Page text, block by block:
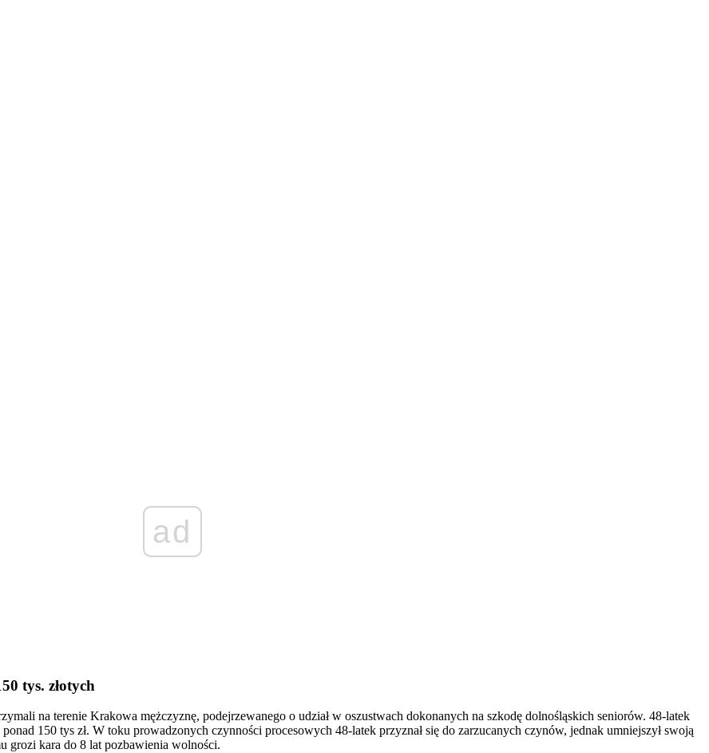
ad
tys. złotych
na terenie Krakowa mężczyznę, podejrzewanego o udział w oszustwach dokonanych na szkodę dolnośląskich seniorów. 48-latek
150 tys zł. W toku prowadzonych czynności procesowych 48-latek przyznał się do zarzucanych czynów, jednak umniejszył swoją
grozi kara do 8 lat pozbawienia wolności.